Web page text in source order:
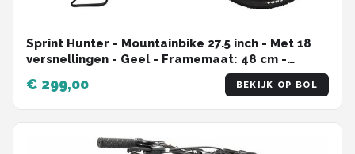
Sprint Hunter - Mountainbike 27.5 inch - Met 18
versnellingen - Geel - Framemaat: 48 cm -
€ 299,00 BEKIJK OP BOL